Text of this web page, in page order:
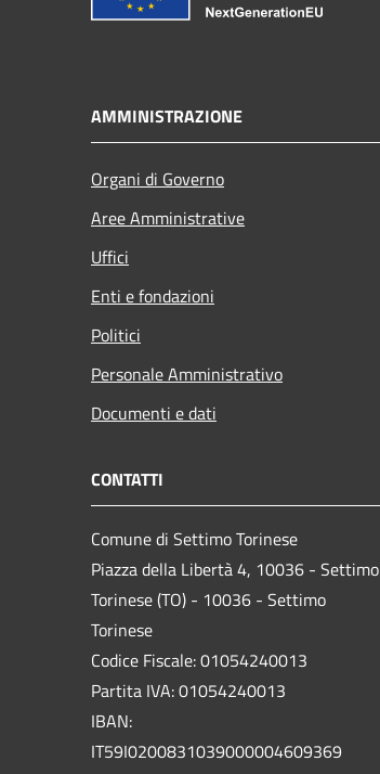
AMMINISTRAZIONE
Organi di Governo
Aree Amministrative
Uffici
Enti e fondazioni
Politici
Personale Amministrativo
Documenti e dati
CONTATTI
Comune di Settimo Torinese
Piazza della Libertà 4, 10036 - Settimo
Torinese (TO) - 10036 - Settimo
Torinese
Codice Fiscale: 01054240013
Partita IVA: 01054240013
IBAN:
IT59I0200831039000004609369